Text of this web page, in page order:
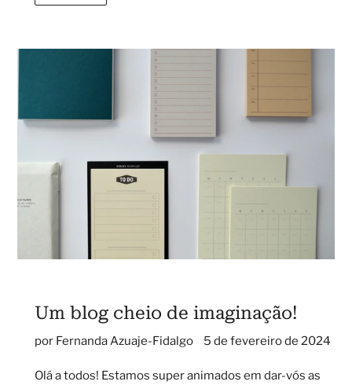
Um blog cheio de imaginação!
por Fernanda Azuaje-Fidalgo 5 de fevereiro de 2024
Olá a todos! Estamos super animados em dar-vós as